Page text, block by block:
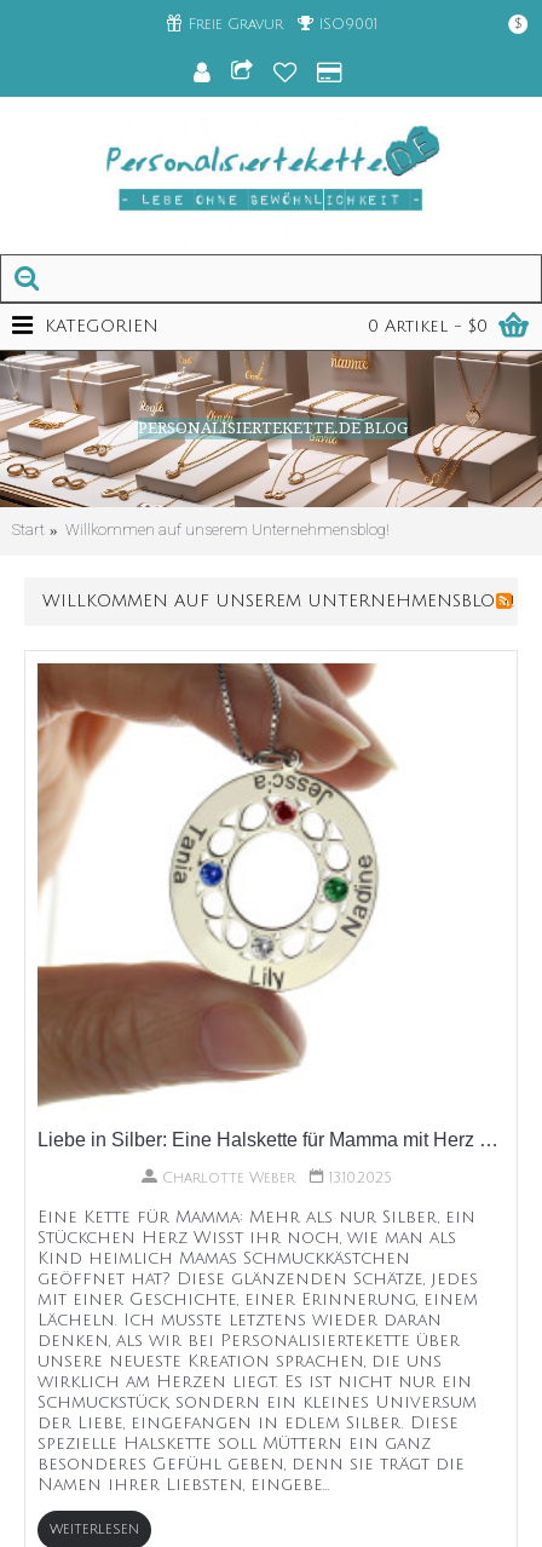
Freie Gravur ISO9001 $
0 Artikel - $0
KATEGORIEN
PERSONALISIERTEKETTE.DE BLOG
Start Willkommen auf unserem Unternehmensblog!
WILLKOMMEN AUF UNSEREM UNTERNEHMENSBLOG!
Liebe in Silber: Eine Halskette für Mamma mit Herz und Namen
Charlotte Weber 13.10.2025
Eine Kette für Mamma: Mehr als nur Silber, ein
Stückchen Herz Wisst ihr noch, wie man als
Kind heimlich Mamas Schmuckkästchen
geöffnet hat? Diese glänzenden Schätze, jedes
mit einer Geschichte, einer Erinnerung, einem
Lächeln. Ich musste letztens wieder daran
denken, als wir bei Personalisiertekette über
unsere neueste Kreation sprachen, die uns
wirklich am Herzen liegt. Es ist nicht nur ein
Schmuckstück, sondern ein kleines Universum
der Liebe, eingefangen in edlem Silber. Diese
spezielle Halskette soll Müttern ein ganz
besonderes Gefühl geben, denn sie trägt die
Namen ihrer Liebsten, eingebe...
WEITERLESEN